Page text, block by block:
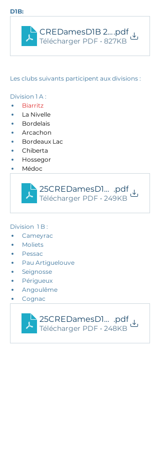
D1B:
CREDamesD1B 2025-Final
.pdf
Télécharger PDF • 827KB
Les clubs suivants participent aux divisions :
Division 1 A :
Biarritz
La Nivelle
Bordelais
Arcachon
Bordeaux Lac
Chiberta
Hossegor
Médoc
25CREDamesD1AReg
.pdf
Télécharger PDF • 249KB
Division  1 B :
Cameyrac
Moliets
Pessac
Pau Artiguelouve
Seignosse
Périgueux
Angoulême
Cognac
25CREDamesD1BReg
.pdf
Télécharger PDF • 248KB